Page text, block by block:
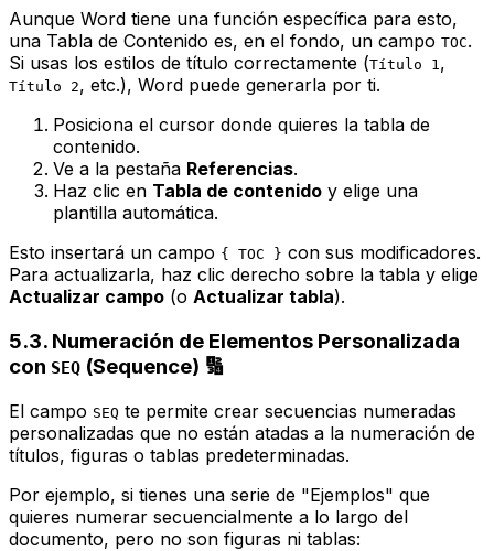
Aunque Word tiene una función específica para esto,
una Tabla de Contenido es, en el fondo, un campo TOC.
Si usas los estilos de título correctamente (Título 1,
Título 2, etc.), Word puede generarla por ti.
Posiciona el cursor donde quieres la tabla de
contenido.
Ve a la pestaña Referencias.
Haz clic en Tabla de contenido y elige una
plantilla automática.
Esto insertará un campo { TOC } con sus modificadores.
Para actualizarla, haz clic derecho sobre la tabla y elige
Actualizar campo (o Actualizar tabla).
5.3. Numeración de Elementos Personalizada
con SEQ (Sequence) 🔢
El campo SEQ te permite crear secuencias numeradas
personalizadas que no están atadas a la numeración de
títulos, figuras o tablas predeterminadas.
Por ejemplo, si tienes una serie de "Ejemplos" que
quieres numerar secuencialmente a lo largo del
documento, pero no son figuras ni tablas: